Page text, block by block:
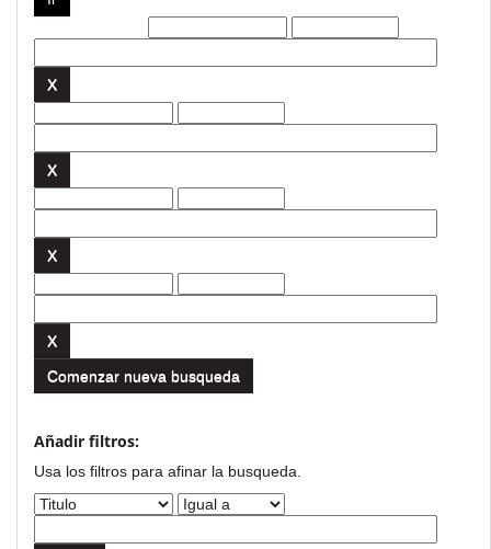
Comenzar nueva busqueda
Añadir filtros:
Usa los filtros para afinar la busqueda.